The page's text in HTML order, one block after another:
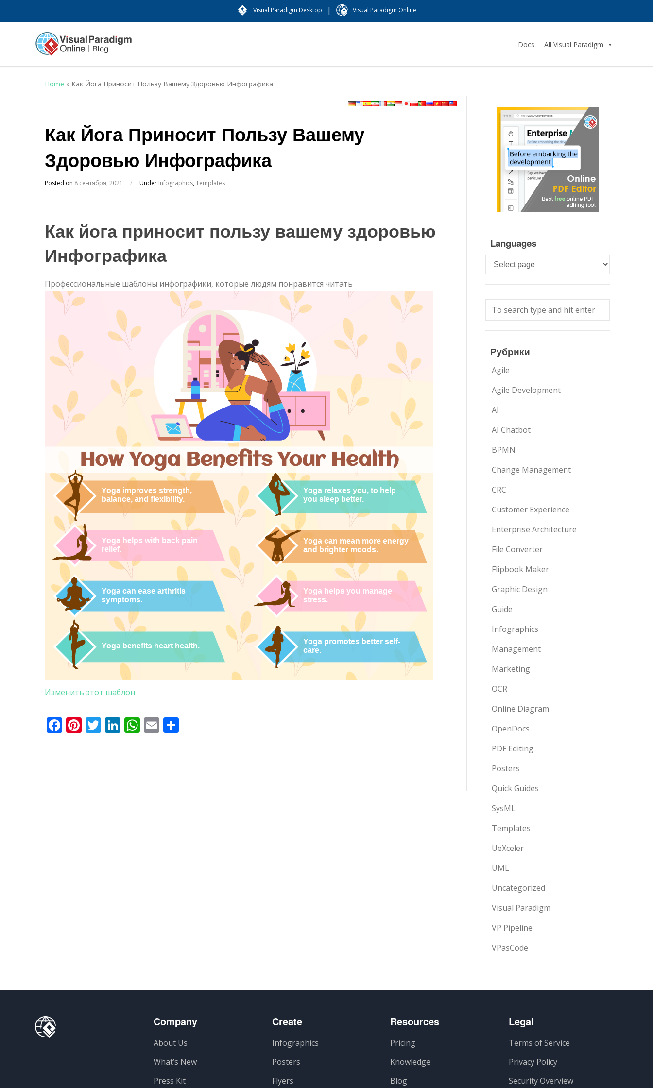
Visual Paradigm Desktop | Visual Paradigm Online
Docs All Visual Paradigm
Home » Как Йога Приносит Пользу Вашему Здоровью Инфографика
Как Йога Приносит Пользу Вашему
Здоровью Инфографика
Posted on 8 сентября, 2021 / Under Infographics,Templates
Как йога приносит пользу вашему здоровью
Инфографика
Профессиональные шаблоны инфографики, которые людям понравится читать
Изменить этот шаблон
Facebook
Pinterest
Twitter
LinkedIn
WhatsApp
Email
Languages
Languages
Рубрики
Agile
Agile Development
AI
AI Chatbot
BPMN
Change Management
CRC
Customer Experience
Enterprise Architecture
File Converter
Flipbook Maker
Graphic Design
Guide
Infographics
Management
Marketing
OCR
Online Diagram
OpenDocs
PDF Editing
Posters
Quick Guides
SysML
Templates
UeXceler
UML
Uncategorized
Visual Paradigm
VP Pipeline
VPasCode
Company
About Us
What’s New
Press Kit
Create
Infographics
Posters
Flyers
Resources
Pricing
Knowledge
Blog
Legal
Terms of Service
Privacy Policy
Security Overview